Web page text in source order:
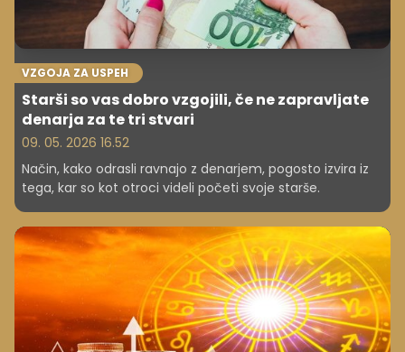
VZGOJA ZA USPEH
Starši so vas dobro vzgojili, če ne zapravljate
denarja za te tri stvari
09. 05. 2026 16.52
Način, kako odrasli ravnajo z denarjem, pogosto izvira iz
tega, kar so kot otroci videli početi svoje starše.